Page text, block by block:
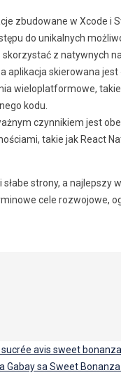
zbudowane w Xcode i
do unikalnych
z natywnych
aplikacja skierowana
wieloplatformowe,
kodu.
czynnikiem jest
takie jak React
strony, a najlepszy
cele rozwojowe,
avis sweet
Gabay sa Sweet